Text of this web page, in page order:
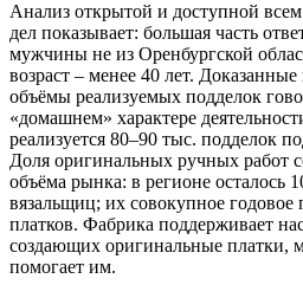
Анализ открытой и доступной
дел показывает: большая часть
мужчины не из Оренбургской
возраст – менее 40 лет.
объёмы реализуемых подделок
«домашнем» характере
реализуется 80–90 тыс. подделок
Доля оригинальных ручных работ
объёма рынка: в регионе осталось
вязальщиц; их совокупное годовое
платков. Фабрика поддерживает
создающих оригинальные платки,
помогает им.